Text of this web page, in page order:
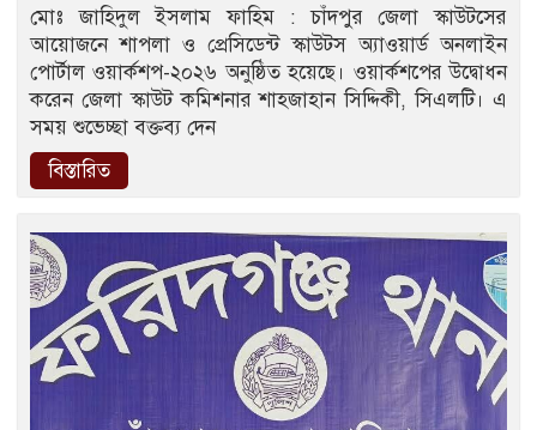
মোঃ জাহিদুল ইসলাম ফাহিম : চাঁদপুর জেলা স্কাউটসের
আয়োজনে শাপলা ও প্রেসিডেন্ট স্কাউটস অ্যাওয়ার্ড অনলাইন
পোর্টাল ওয়ার্কশপ-২০২৬ অনুষ্ঠিত হয়েছে। ওয়ার্কশপের উদ্বোধন
করেন জেলা স্কাউট কমিশনার শাহজাহান সিদ্দিকী, সিএলটি। এ
সময় শুভেচ্ছা বক্তব্য দেন
বিস্তারিত